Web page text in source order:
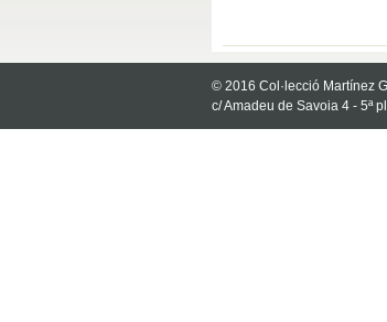
© 2016 Col·lecció Martínez
c/ Amadeu de Savoia 4 - 5ª